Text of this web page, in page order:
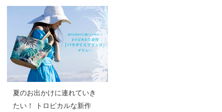
夏のお出かけに連れていき
たい！ トロピカルな新作